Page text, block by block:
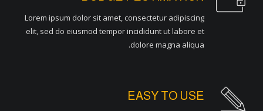
Lorem ipsum dolor sit amet, consectetur adipiscing
elit, sed do eiusmod tempor incididunt ut labore et
dolore magna aliqua.
EASY TO USE